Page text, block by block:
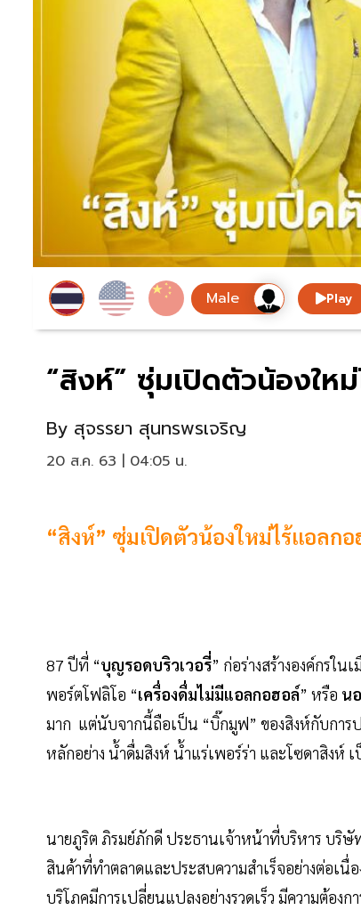
Play
“สิงห์” ซุ่มเปิดตัวน้องใ
By สุจรรยา สุนทรพรเจริญ
20 ส.ค. 63 | 04:05 น.
“สิงห์” ซุ่มเปิดตัวน้องใหม่ไร้แอลก
87 ปีที่ “บุญรอดบริวเวอรี่” ก่อร่างสร้างองค์กรใน
พอร์ตโฟลิโอ “เครื่องดื่มไม่มีแอลกอฮอล์” หรือ น
มาก แต่นับจากนี้ถือเป็น “บิ๊กมูฟ” ของสิงห์กับการ
หลักอย่าง น้ำดื่มสิงห์ น้ำแร่เพอร์ร่า และโซดาสิงห์
นายภูริต ภิรมย์ภักดี ประธานเจ้าหน้าที่บริหาร บริษั
สินค้าที่ทำตลาดและประสบความสำเร็จอย่างต่อเ
บริโภคมีการเปลี่ยนแปลงอย่างรวดเร็ว มีความต้อ